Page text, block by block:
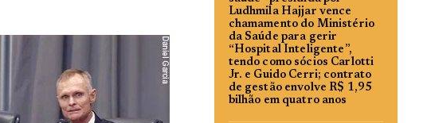
Ludhmila Hajjar vence
chamamento do Ministério
da Saúde para gerir
“Hospital Inteligente”,
tendo como sócios Carlotti
Jr. e Guido Cerri; contrato
de gestão envolve R$ 1,95
bilhão em quatro anos